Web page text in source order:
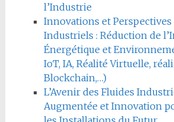
l’Industrie
Innovations et Perspectives
Industriels : Réduction de
Énergétique et
IoT, IA, Réalité Virtuelle,
Blockchain,…)
L’Avenir des Fluides
Augmentée et Innovation